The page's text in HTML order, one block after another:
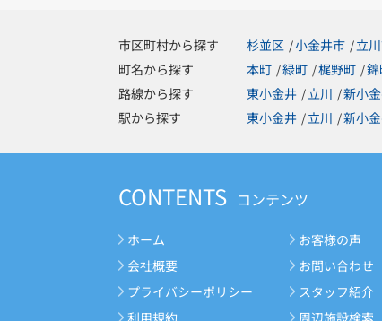
市区町村から探す 杉並区 /小金井市 /立
町名から探す
本町 /緑町 /梶野町 /
路線から探す
東小金井 /立川 /新小
駅から探す
東小金井 /立川 /新小
CONTENTS コンテンツ
ホーム
会社概要
プライバシーポリシー
利用規約
お客様の声
お問い合わせ
スタッフ紹介
周辺施設検索